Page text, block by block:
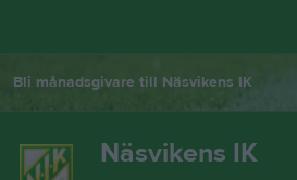
Bli månadsgivare till Näsvikens IK
Näsvikens IK